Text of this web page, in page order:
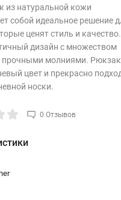
из натуральной кожи
собой идеальное решение
ценят стиль и
дизайн с множеством
прочными молниями. Рюкзак
цвет и прекрасно
носки.
0 Отзывов